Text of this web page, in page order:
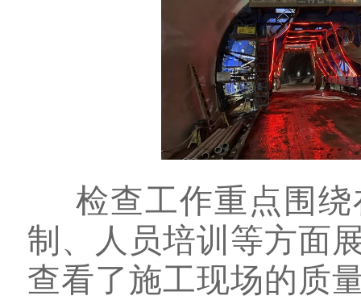
检查工作重点围
制、人员培训等方面
查看了施工现场的质